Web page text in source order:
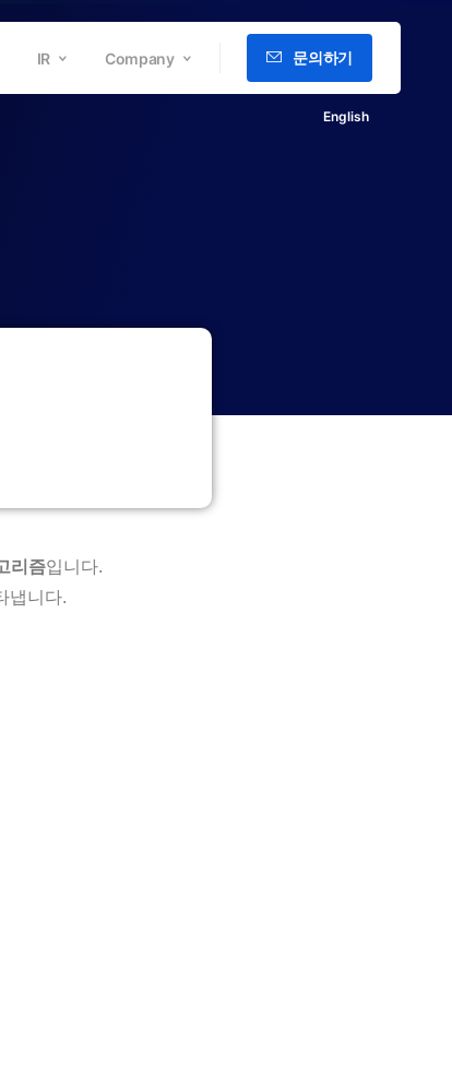
IR Company 문의하기
English
리즘입니다.
냅니다.